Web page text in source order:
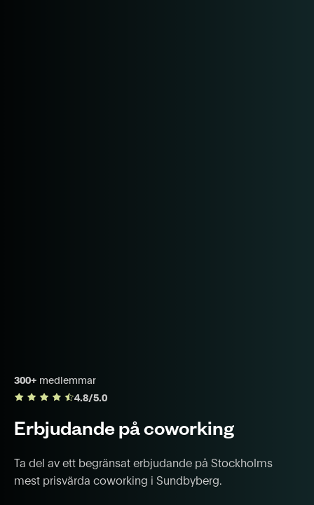
300+ medlemmar
4.8/5.0
Erbjudande på coworking
Ta del av ett begränsat erbjudande på Stockholms
mest prisvärda coworking i Sundbyberg.